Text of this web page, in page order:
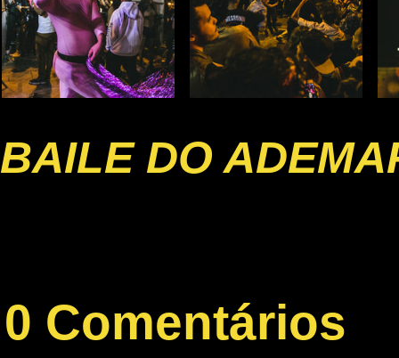
BAILE DO
0 Comentários